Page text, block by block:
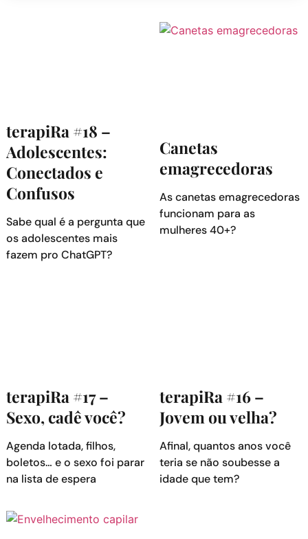
terapiRa #18 –
Adolescentes:
Conectados e
Confusos
Sabe qual é a pergunta que
os adolescentes mais
fazem pro ChatGPT?
Canetas
emagrecedoras
As canetas emagrecedoras
funcionam para as
mulheres 40+?
terapiRa #17 –
Sexo, cadê você?
Agenda lotada, filhos,
boletos… e o sexo foi parar
na lista de espera
terapiRa #16 –
Jovem ou velha?
Afinal, quantos anos você
teria se não soubesse a
idade que tem?